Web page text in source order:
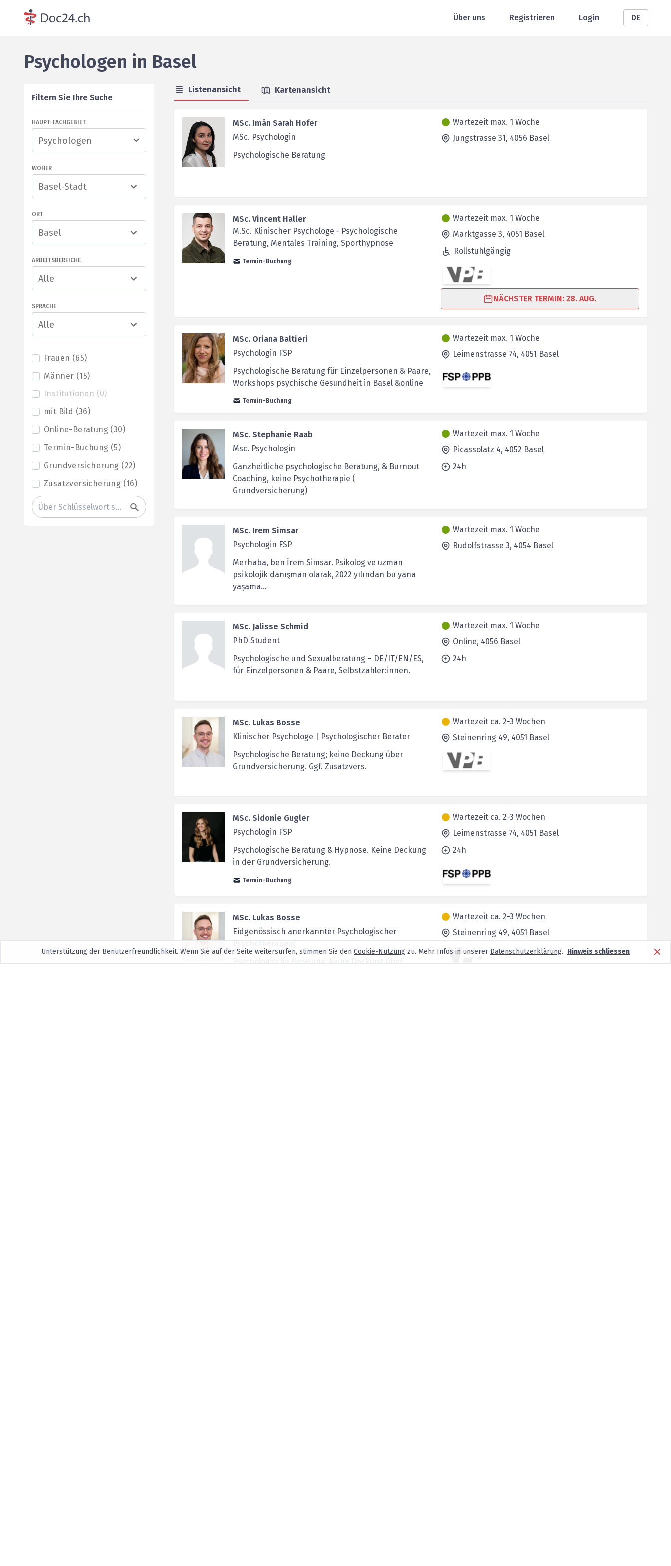
Über uns Registrieren Login DE
Psychologen in Basel
Filtern Sie Ihre Suche
HAUPT-FACHGEBIET
WOHER
Basel-Stadt
ORT
Basel
ARBEITSBEREICHE
Alle
SPRACHE
Alle
Frauen (65)
Männer (15)
Institutionen (0)
mit Bild (36)
Online-Beratung (30)
Termin-Buchung (5)
Grundversicherung (22)
Zusatzversicherung (16)
Listenansicht Kartenansicht
MSc. Imân Sarah Hofer
MSc. Psychologin
Psychologische Beratung
Wartezeit max. 1 Woche
Jungstrasse 31, 4056 Basel
MSc. Vincent Haller
M.Sc. Klinischer Psychologe - Psychologische
Beratung, Mentales Training, Sporthypnose
Termin-Buchung
Wartezeit max. 1 Woche
Marktgasse 3, 4051 Basel
Rollstuhlgängig
NÄCHSTER TERMIN: 28. AUG.
MSc. Oriana Baltieri
Psychologin FSP
Psychologische Beratung für Einzelpersonen & Paare,
Workshops psychische Gesundheit in Basel &online
Termin-Buchung
Wartezeit max. 1 Woche
Leimenstrasse 74, 4051 Basel
MSc. Stephanie Raab
Msc. Psychologin
Ganzheitliche psychologische Beratung, & Burnout
Coaching, keine Psychotherapie (
Grundversicherung)
Wartezeit max. 1 Woche
Picassolatz 4, 4052 Basel
24h
MSc. Irem Simsar
Psychologin FSP
Merhaba, ben İrem Simsar. Psikolog ve uzman
psikolojik danışman olarak, 2022 yılından bu yana
yaşama...
Wartezeit max. 1 Woche
Rudolfstrasse 3, 4054 Basel
MSc. Jalisse Schmid
PhD Student
Psychologische und Sexualberatung – DE/IT/EN/ES,
für Einzelpersonen & Paare, Selbstzahler:innen.
Wartezeit max. 1 Woche
Online, 4056 Basel
24h
MSc. Lukas Bosse
Klinischer Psychologe | Psychologischer Berater
Psychologische Beratung; keine Deckung über
Grundversicherung. Ggf. Zusatzvers.
Wartezeit ca. 2-3 Wochen
Steinenring 49, 4051 Basel
MSc. Sidonie Gugler
Psychologin FSP
Psychologische Beratung & Hypnose. Keine Deckung
in der Grundversicherung.
Termin-Buchung
Wartezeit ca. 2-3 Wochen
Leimenstrasse 74, 4051 Basel
24h
MSc. Lukas Bosse
Eidgenössisch anerkannter Psychologischer
Psychotherapeut
Psychologische Beratung; keine Deckung über
Wartezeit ca. 2-3 Wochen
Steinenring 49, 4051 Basel
Unterstützung der Benutzerfreundlichkeit. Wenn Sie auf der Seite weitersurfen, stimmen Sie den Cookie-Nutzung zu. Mehr Infos in unserer Datenschutzerklärung. Hinweis schliessen